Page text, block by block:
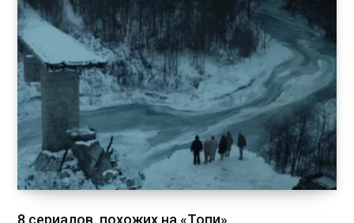
8 сериалов, похожих на «Топи»